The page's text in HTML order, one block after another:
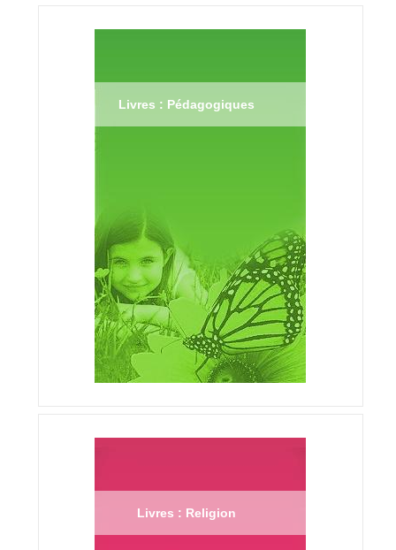
Livres : Pédagogiques
Livres : Religion